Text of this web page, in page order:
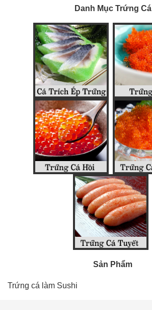
Danh Mục Trứng Cá
Sản Phẩm
Trứng cá làm Sushi